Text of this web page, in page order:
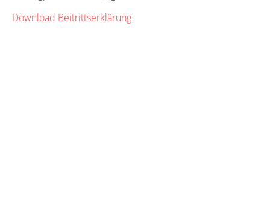
Download Beitrittserklärung